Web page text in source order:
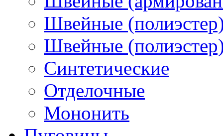
Швейные
Швейные
Синтетические
Отделочные
Мононить